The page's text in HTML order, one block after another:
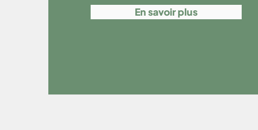
En savoir plus